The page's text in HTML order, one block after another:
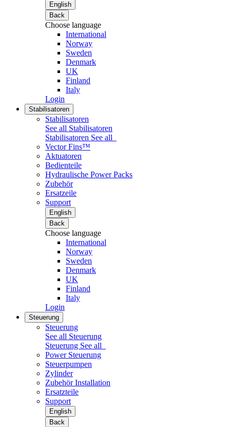
English
Back
Choose language
International
Norway
Sweden
Denmark
UK
Finland
Italy
Login
Stabilisatoren
Stabilisatoren
See all Stabilisatoren
Stabilisatoren See all
Vector Fins™
Aktuatoren
Bedienteile
Hydraulische Power Packs
Zubehör
Ersatzeile
Support
English
Back
Choose language
International
Norway
Sweden
Denmark
UK
Finland
Italy
Login
Steuerung
Steuerung
See all Steuerung
Steuerung See all
Power Steuerung
Steuerpumpen
Zylinder
Zubehör Installation
Ersatzteile
Support
English
Back